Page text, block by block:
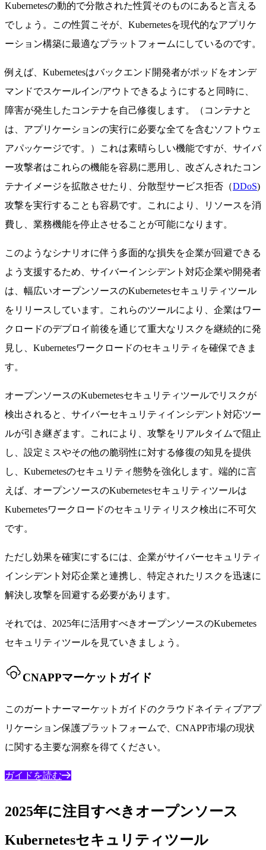
Kubernetesの動的で分散された性質そのものにあると言える
でしょう。この性質こそが、Kubernetesを現代的なアプリケ
ーション構築に最適なプラットフォームにしているのです。
例えば、Kubernetesはバックエンド開発者がポッドをオンデ
マンドでスケールイン/アウトできるようにすると同時に、
障害が発生したコンテナを自己修復します。（コンテナと
は、アプリケーションの実行に必要な全てを含むソフトウェ
アパッケージです。）これは素晴らしい機能ですが、サイバ
ー攻撃者はこれらの機能を容易に悪用し、改ざんされたコン
テナイメージを拡散させたり、分散型サービス拒否（DDoS)
攻撃を実行することも容易です。これにより、リソースを消
費し、業務機能を停止させることが可能になります。
このようなシナリオに伴う多面的な損失を企業が回避できる
よう支援するため、サイバーインシデント対応企業や開発者
は、幅広いオープンソースのKubernetesセキュリティツール
をリリースしています。これらのツールにより、企業はワー
クロードのデプロイ前後を通じて重大なリスクを継続的に発
見し、Kubernetesワークロードのセキュリティを確保できま
す。
オープンソースのKubernetesセキュリティツールでリスクが
検出されると、サイバーセキュリティインシデント対応ツー
ルが引き継ぎます。これにより、攻撃をリアルタイムで阻止
し、設定ミスやその他の脆弱性に対する修復の知見を提供
し、Kubernetesのセキュリティ態勢を強化します。端的に言
えば、オープンソースのKubernetesセキュリティツールは
Kubernetesワークロードのセキュリティリスク検出に不可欠
です。
ただし効果を確実にするには、企業がサイバーセキュリティ
インシデント対応企業と連携し、特定されたリスクを迅速に
解決し攻撃を回避する必要があります。
それでは、2025年に活用すべきオープンソースのKubernetes
セキュリティツールを見ていきましょう。
CNAPPマーケットガイド
このガートナーマーケットガイドのクラウドネイティブアプ
リケーション保護プラットフォームで、CNAPP市場の現状
に関する主要な洞察を得てください。
ガイドを読む
2025年に注目すべきオープンソース
Kubernetesセキュリティツール